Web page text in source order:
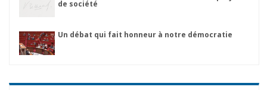
de société
Un débat qui fait honneur à notre démocratie